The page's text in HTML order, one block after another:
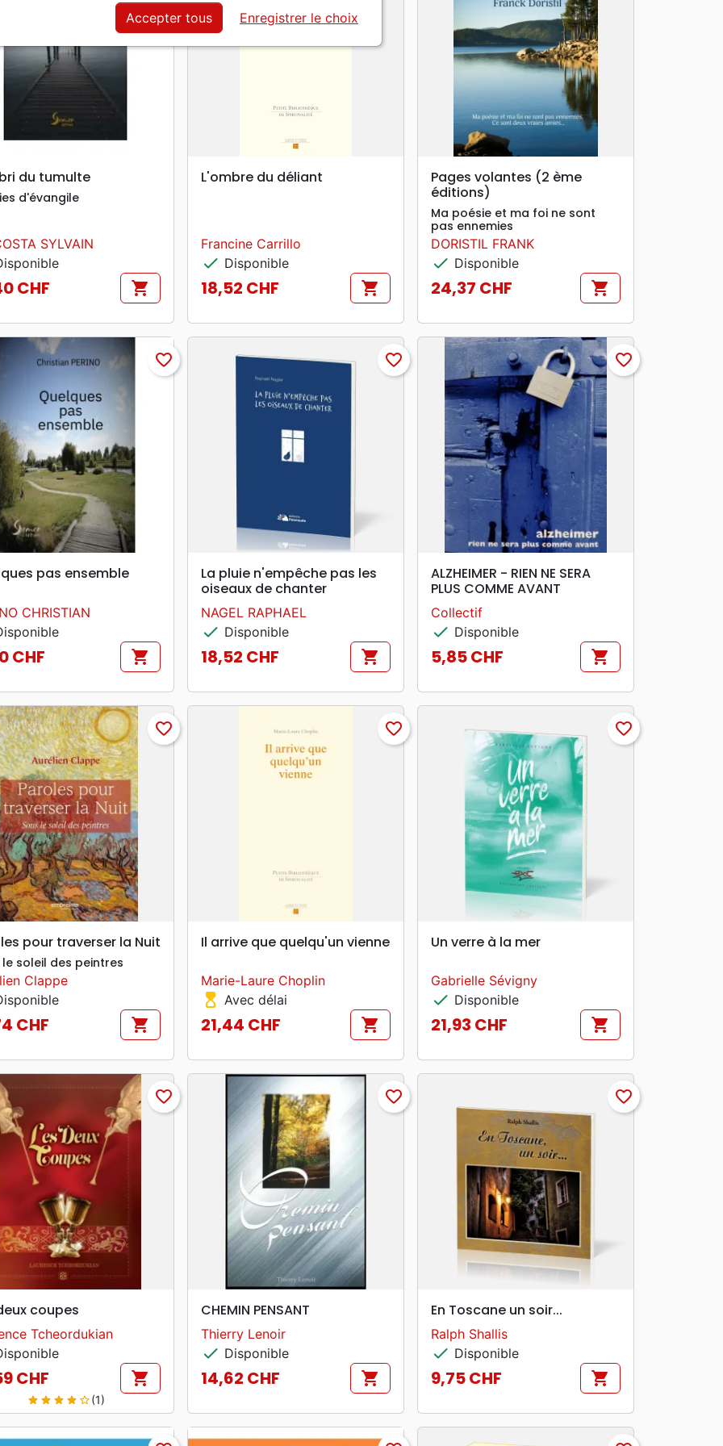
searchAPERÇU RAPIDE
du tumulte
d'évangile
SYLVAIN
CHF shopping_cart
search APERÇU RAPIDE
L'ombre du déliant
Francine Carrillo
check Disponible
Prix
18,52 CHF shopping_cart
search APERÇU RAPIDE
Pages volantes (2 ème
éditions)
Ma poésie et ma foi ne sont
pas ennemies
DORISTIL FRANK
check Disponible
Prix
24,37 CHF shopping_cart
search APERÇU RAPIDE
favorite_border
pas ensemble
CHRISTIAN
CHF shopping_cart
search APERÇU RAPIDE
favorite_border
La pluie n'empêche pas les
oiseaux de chanter
NAGEL RAPHAEL
check Disponible
Prix
18,52 CHF shopping_cart
searchAPERÇU RAPIDE
favorite_border
ALZHEIMER - RIEN NE SERA
PLUS COMME AVANT
Collectif
check Disponible
Prix
5,85 CHF shopping_cart
search APERÇU RAPIDE
favorite_border
pour traverser la Nuit
le soleil des peintres
Clappe
CHF shopping_cart
search APERÇU RAPIDE
favorite_border
Il arrive que quelqu'un vienne
Marie-Laure Choplin
hourglass_top Avec délai
Prix
21,44 CHF shopping_cart
search APERÇU RAPIDE
favorite_border
Un verre à la mer
Gabrielle Sévigny
check Disponible
Prix
21,93 CHF shopping_cart
search
favorite_border
coupes
Tcheordukian
CHF shopping_cart
star star star star star_border(1)
search APERÇU RAPIDE
favorite_border
CHEMIN PENSANT
Thierry Lenoir
check Disponible
Prix
14,62 CHF shopping_cart
search APERÇU RAPIDE
favorite_border
En Toscane un soir...
Ralph Shallis
check Disponible
Prix
9,75 CHF shopping_cart
Accepter tous Enregistrer le choix